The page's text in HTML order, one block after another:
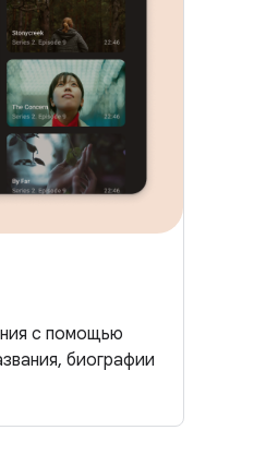
с помощью
биографии